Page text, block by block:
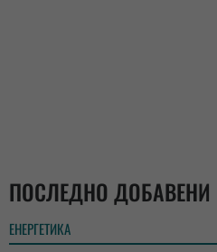
ПОСЛЕДНО ДОБАВЕНИ
ЕНЕРГЕТИКА